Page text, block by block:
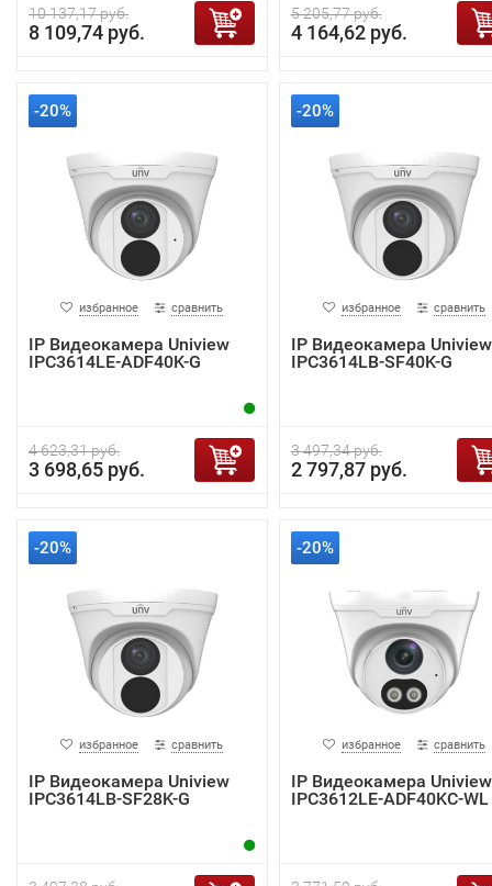
10 137,17 руб.
8 109,74 руб.
5 205,77 руб.
4 164,62 руб.
-20%
избранное сравнить
IP Видеокамера Uniview
IPC3614LE-ADF40K-G
4 623,31 руб.
3 698,65 руб.
-20%
избранное сравнить
IP Видеокамера Uniview
IPC3614LB-SF40K-G
3 497,34 руб.
2 797,87 руб.
-20%
избранное сравнить
IP Видеокамера Uniview
IPC3614LB-SF28K-G
-20%
избранное сравнить
IP Видеокамера Uniview
IPC3612LE-ADF40KC-WL